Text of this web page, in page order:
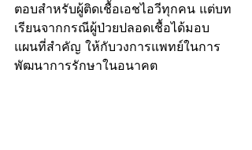
ตอบสำหรับผู้ติดเชื้อเอชไอวีทุกคน แต่บท
เรียนจากกรณีผู้ป่วยปลอดเชื้อได้มอบ
แผนที่สำคัญ ให้กับวงการแพทย์ในการ
พัฒนาการรักษาในอนาคต